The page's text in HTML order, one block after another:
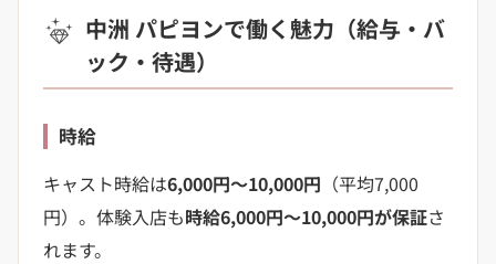
中洲 パピヨンで働く魅力（給与・バ
ック・待遇）
時給
キャスト時給は6,000円〜10,000円 （平均7,000
円）。体験入店も時給6,000円〜10,000円が保証さ
れます。